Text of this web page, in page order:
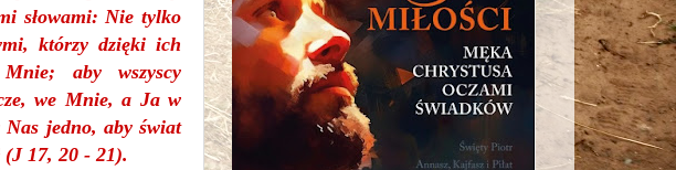
słowami: Nie tylko
którzy dzięki ich
aby wszyscy
we Mnie, a Ja w
jedno, aby świat
(J 17, 20 - 21).